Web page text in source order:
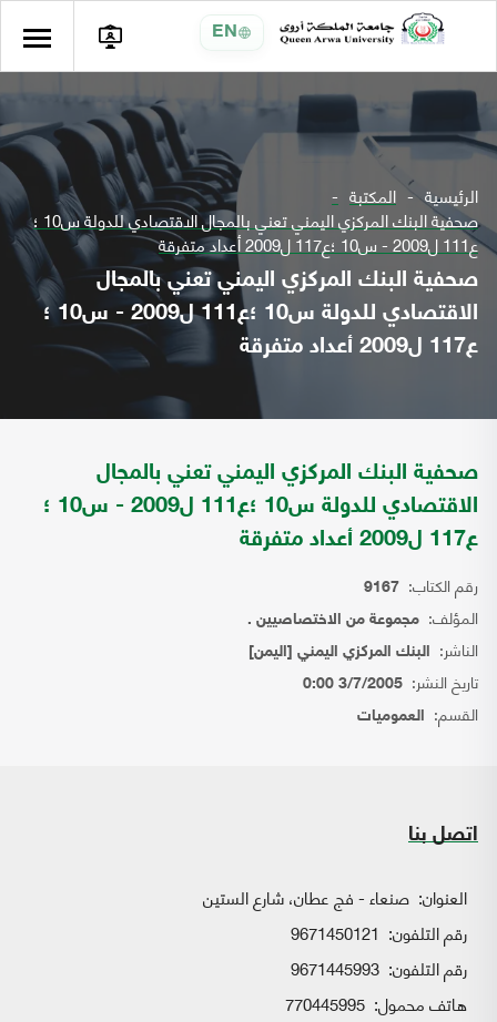
EN
الرئيسية المكتبة
صحفية البنك المركزي اليمني تعني بالمجال الاقتصادي للدولة س10 ؛
ع111 ل2009 - س10 ؛ع117 ل2009 أعداد متفرقة
صحفية البنك المركزي اليمني تعني بالمجال
الاقتصادي للدولة س10 ؛ع111 ل2009 - س10 ؛
ع117 ل2009 أعداد متفرقة
صحفية البنك المركزي اليمني تعني بالمجال
الاقتصادي للدولة س10 ؛ع111 ل2009 - س10 ؛
ع117 ل2009 أعداد متفرقة
رقم الكتاب: 9167
المؤلف: مجموعة من الاختصاصيين .
الناشر: البنك المركزي اليمني [اليمن]
تاريخ النشر: 3/7/2005 0:00
القسم: العموميات
اتصل بنا
العنوان: صنعاء - فج عطان، شارع الستين
رقم التلفون: 9671450121
رقم التلفون: 9671445993
هاتف محمول: 770445995